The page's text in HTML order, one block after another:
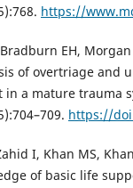
https://
EH,
of overtriage and
a mature trauma
https://
I, Khan MS,
of basic life